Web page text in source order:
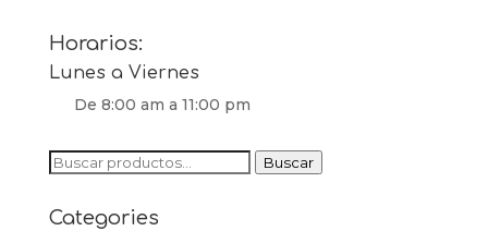
Horarios:
Lunes a Viernes
De 8:00 am a 11:00 pm
Buscar
Buscar
Categories